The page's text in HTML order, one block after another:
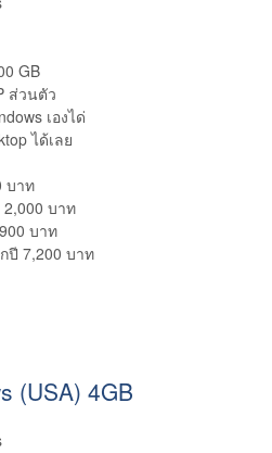
GB
ส่วนตัว
เองได่
ได้เลย
บาท
2,000 บาท
บาท
ปี 7,200 บาท
(USA) 4GB